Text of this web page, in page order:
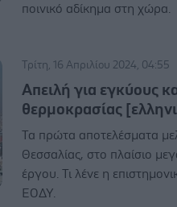
ποινικό αδίκημα στη χώρα.
Τρίτη, 16 Απριλίου 2024, 04:55
Απειλή για εγκύους
θερμοκρασίας
Τα πρώτα αποτελέσματα
Θεσσαλίας, στο πλαίσιο
έργου. Τι λένε η
ΕΟΔΥ.